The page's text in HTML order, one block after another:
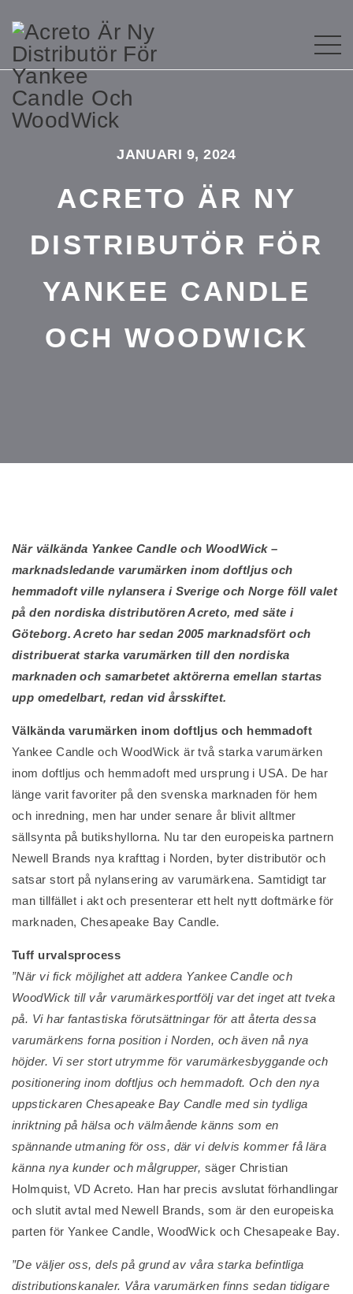
JANUARI 9, 2024
ACRETO ÄR NY
DISTRIBUTÖR FÖR
YANKEE CANDLE
OCH WOODWICK
När välkända Yankee Candle och WoodWick –
marknadsledande varumärken inom doftljus och
hemmadoft ville nylansera i Sverige och Norge föll valet
på den nordiska distributören Acreto, med säte i
Göteborg. Acreto har sedan 2005 marknadsfört och
distribuerat starka varumärken till den nordiska
marknaden och samarbetet aktörerna emellan startas
upp omedelbart, redan vid årsskiftet.
Välkända varumärken inom doftljus och hemmadoft
Yankee Candle och WoodWick är två starka varumärken
inom doftljus och hemmadoft med ursprung i USA. De har
länge varit favoriter på den svenska marknaden för hem
och inredning, men har under senare år blivit alltmer
sällsynta på butikshyllorna. Nu tar den europeiska partnern
Newell Brands nya krafttag i Norden, byter distributör och
satsar stort på nylansering av varumärkena. Samtidigt tar
man tillfället i akt och presenterar ett helt nytt doftmärke för
marknaden, Chesapeake Bay Candle.
Tuff urvalsprocess
”När vi fick möjlighet att addera Yankee Candle och
WoodWick till vår varumärkesportfölj var det inget att tveka
på. Vi har fantastiska förutsättningar för att återta dessa
varumärkens forna position i Norden, och även nå nya
höjder. Vi ser stort utrymme för varumärkesbyggande och
positionering inom doftljus och hemmadoft. Och den nya
uppstickaren Chesapeake Bay Candle med sin tydliga
inriktning på hälsa och välmående känns som en
spännande utmaning för oss, där vi delvis kommer få lära
känna nya kunder och målgrupper, säger Christian
Holmquist, VD Acreto. Han har precis avslutat förhandlingar
och slutit avtal med Newell Brands, som är den europeiska
parten för Yankee Candle, WoodWick och Chesapeake Bay.
”De väljer oss, dels på grund av våra starka befintliga
distributionskanaler. Våra varumärken finns sedan tidigare